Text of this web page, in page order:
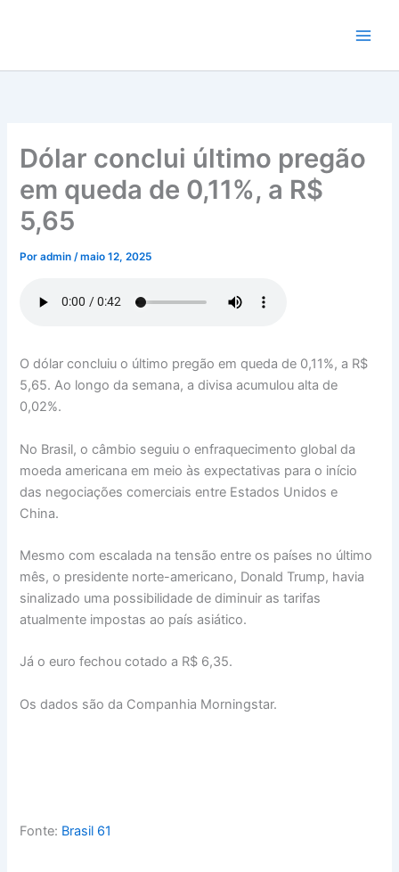
conteúdo
Dólar conclui último pregão
em queda de 0,11%, a R$
5,65
Poradmin/maio 12, 2025
O dólar concluiu o último pregão em queda de 0,11%, a R$
5,65. Ao longo da semana, a divisa acumulou alta de
0,02%.
No Brasil, o câmbio seguiu o enfraquecimento global da
moeda americana em meio às expectativas para o início
das negociações comerciais entre Estados Unidos e
China.
Mesmo com escalada na tensão entre os países no último
mês, o presidente norte-americano, Donald Trump, havia
sinalizado uma possibilidade de diminuir as tarifas
atualmente impostas ao país asiático.
Já o euro fechou cotado a R$ 6,35.
Os dados são da Companhia Morningstar.
Fonte: Brasil 61